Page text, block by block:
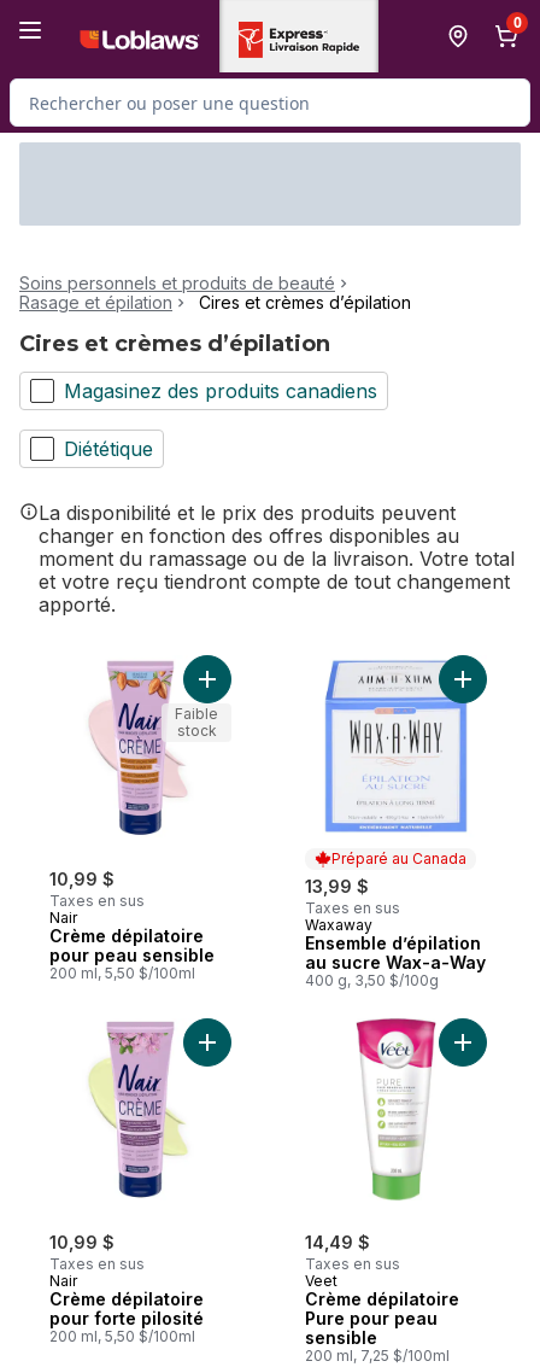
0
Rechercher des produits
Soins personnels et produits de beauté
Rasage et épilation
Cires et crèmes d’épilation
Cires et crèmes d’épilation
Magasinez des produits canadiens
Diététique
La disponibilité et le prix des produits peuvent
changer en fonction des offres disponibles au
moment du ramassage ou de la livraison. Votre total
et votre reçu tiendront compte de tout changement
apporté.
10,99 $
Taxes en sus
Nair
Crème dépilatoire
pour peau sensible
200 ml, 5,50 $/100ml
Ajouter Crème dépilatoire pour peau
Faible
stock
Préparé au Canada
13,99 $
Taxes en sus
Préparé au Canada
Waxaway
Ensemble d’épilation
au sucre Wax-a-Way
400 g, 3,50 $/100g
Ajouter
10,99 $
Taxes en sus
Nair
Crème dépilatoire
pour forte pilosité
200 ml, 5,50 $/100ml
Ajouter Crème dépilatoire pour forte
14,49 $
Taxes en sus
Veet
Crème dépilatoire
Pure pour peau
sensible
200 ml, 7,25 $/100ml
Ajouter